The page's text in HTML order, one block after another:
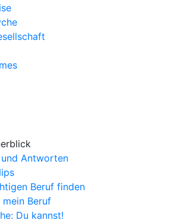
und Antworten
Beruf finden
mein Beruf
Du kannst!